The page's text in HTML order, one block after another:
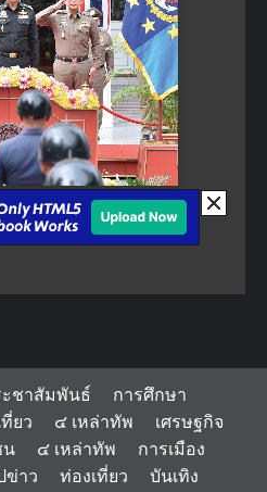
ะชาสัมพันธ์
การศึกษา
ยว ๔ เหล่าทัพ
เศรษฐกิจ
น
๔ เหล่าทัพ
การเมือง
ข่าว ท่องเที่ยว บันเทิง